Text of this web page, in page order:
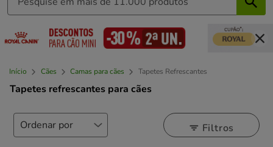
Início Cães Camas para cães Tapetes Refrescantes
Tapetes refrescantes para cães
Filtros